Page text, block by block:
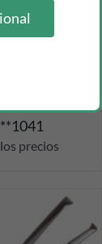
precios